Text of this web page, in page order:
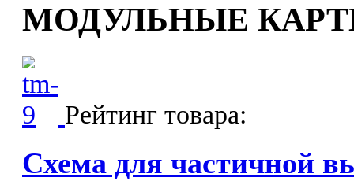
МОДУЛЬНЫЕ
Рейтинг товара:
Схема для частичной